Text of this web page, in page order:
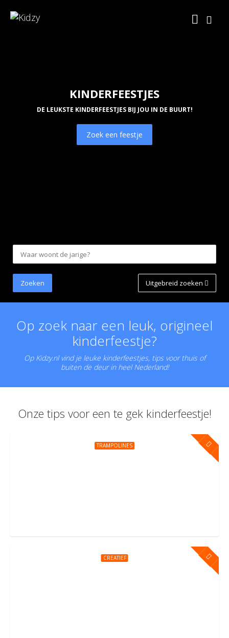
KINDERFEESTJES
DE LEUKSTE KINDERFEESTJES BIJ JOU IN DE BUURT!
Zoek een feestje
Uitgebreid zoeken
Op zoek naar een leuk, origineel
kinderfeestje?
Op Kidzy.nl vind je leuke kinderfeestjes, tips voor thuis of
buiten de deur in heel Nederland!
Onze tips voor een te gek kinderfeestje!
TRAMPOLINES
CREATIEF